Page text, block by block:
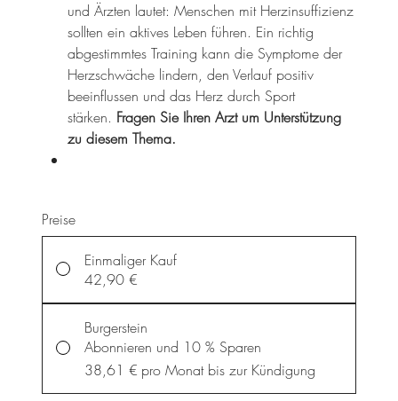
und Ärzten lautet: Menschen mit Herzinsuffizienz
sollten ein aktives Leben führen. Ein richtig
abgestimmtes Training kann die Symptome der
Herzschwäche lindern, den Verlauf positiv
beeinflussen und das Herz durch Sport
stärken. Fragen Sie Ihren Arzt um Unterstützung
zu diesem Thema.
Preise
Einmaliger Kauf
42,90 €
Burgerstein
Abonnieren und 10 % Sparen
38,61 € pro Monat bis zur Kündigung